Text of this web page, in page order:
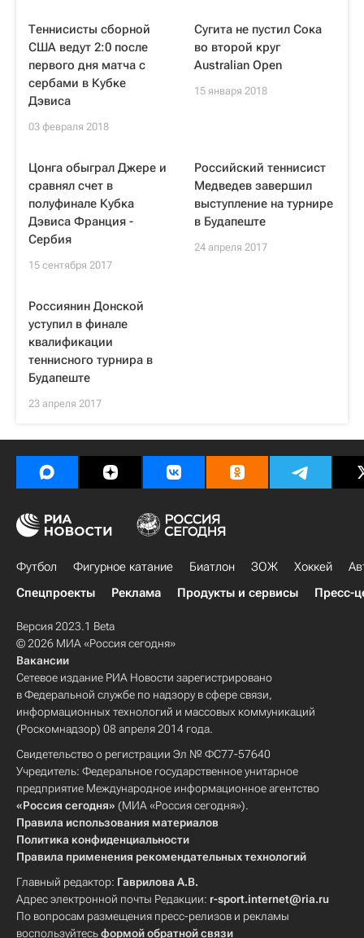
Теннисисты сборной
США ведут 2:0 после
первого дня матча с
сербами в Кубке
Дэвиса
03 февраля 2018
Сугита не пустил Сока
во второй круг
Australian Open
15 января 2018
Цонга обыграл Джере и
сравнял счет в
полуфинале Кубка
Дэвиса Франция -
Сербия
15 сентября 2017
Российский теннисист
Медведев завершил
выступление на турнире
в Будапеште
24 апреля 2017
Россиянин Донской
уступил в финале
квалификации
теннисного турнира в
Будапеште
23 апреля 2017
Футбол Фигурное катание Биатлон ЗОЖ Хоккей
Спецпроекты
Реклама Продукты и сервисы Пресс-
Версия 2023.1 Beta
© 2026 МИА «Россия сегодня»
Вакансии
Сетевое издание РИА Новости зарегистрировано
в Федеральной службе по надзору в сфере связи,
информационных технологий и массовых коммуникаций
(Роскомнадзор) 08 апреля 2014 года.
Свидетельство о регистрации Эл № ФС77-57640
Учредитель: Федеральное государственное унитарное
предприятие Международное информационное агентство
«Россия сегодня» (МИА «Россия сегодня»).
Правила использования материалов
Политика конфиденциальности
Правила применения рекомендательных технологий
Главный редактор: Гаврилова А.В.
Адрес электронной почты Редакции: r-sport.internet@ria.ru
По вопросам размещения пресс-релизов и рекламы
воспользуйтесьформой обратной связи